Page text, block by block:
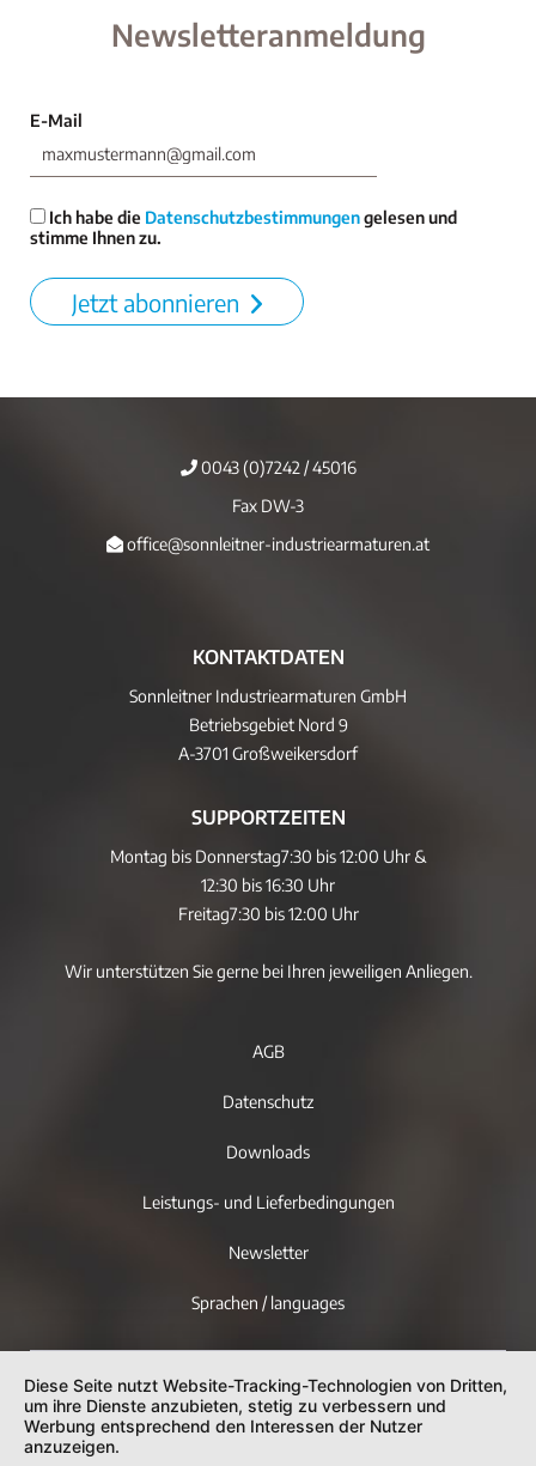
Newsletteranmeldung
E-Mail
Ich habe die Datenschutzbestimmungengelesen und
stimme Ihnen zu.
Jetzt abonnieren
0043 (0)7242 / 45016
Fax DW-3
office@sonnleitner-industriearmaturen.at
KONTAKTDATEN
Sonnleitner Industriearmaturen GmbH
Betriebsgebiet Nord 9
A-3701 Großweikersdorf
SUPPORTZEITEN
Montag bis Donnerstag7:30 bis 12:00 Uhr &
12:30 bis 16:30 Uhr
Freitag7:30 bis 12:00 Uhr
Wir unterstützen Sie gerne bei Ihren jeweiligen Anliegen.
AGB
Datenschutz
Downloads
Leistungs- und Lieferbedingungen
Newsletter
Sprachen / languages
Diese Seite nutzt Website-Tracking-Technologien von Dritten,
um ihre Dienste anzubieten, stetig zu verbessern und
Werbung entsprechend den Interessen der Nutzer
anzuzeigen.